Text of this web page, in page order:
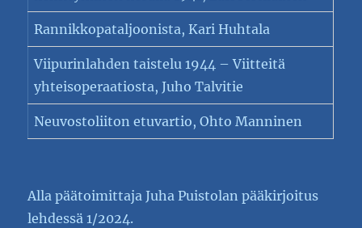
Rannikkopataljoonista, Kari Huhtala
Viipurinlahden taistelu 1944 – Viitteitä
yhteisoperaatiosta, Juho Talvitie
Neuvostoliiton etuvartio, Ohto Manninen
Alla päätoimittaja Juha Puistolan pääkirjoitus
lehdessä 1/2024.